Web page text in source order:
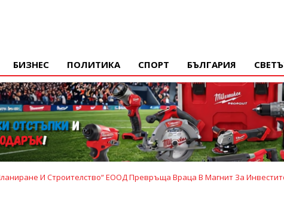
БИЗНЕС ПОЛИТИКА СПОРТ БЪЛГАРИЯ
И Строителство“ ЕООД Превръща Враца В Магнит За